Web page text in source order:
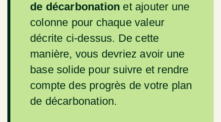
de décarbonation et ajouter une
colonne pour chaque valeur
décrite ci-dessus. De cette
manière, vous devriez avoir une
base solide pour suivre et rendre
compte des progrès de votre plan
de décarbonation.